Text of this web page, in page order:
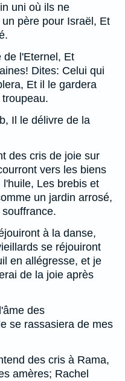
uni où ils ne
père pour Israël, Et
de l'Eternel, Et
Dites: Celui qui
Et il le gardera
Il le délivre de la
des cris de joie sur
vers les biens
Les brebis et
un jardin arrosé,
à la danse,
se réjouiront
en allégresse, et je
de la joie après
des
se rassasiera de mes
des cris à Rama,
amères; Rachel